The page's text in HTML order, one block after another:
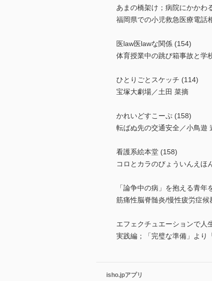
あまの橋架け；病院にかかわ
福岡県での小児救急医療電話
医law医lawな関係 (154)
体育授業中の跳び箱事故と学
ひとりごとスケッチ (114)
宝塚大劇場／土田 菜摘
かれいどすこーぷ (158)
転ばぬ先の交通安全／小鳥遊
看護系絵本堂 (158)
コロとカラのびょういんえほ
「論争中の病」を抱える青
筋痛性脳脊髄炎/慢性疲労症
エフェクチュエーションで人
実践編；「完璧な準備」より
isho.jpアプリ